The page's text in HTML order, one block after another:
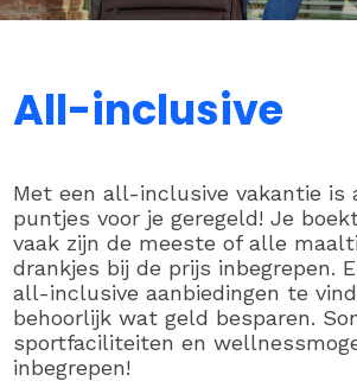
All-inclusive
Met een all-inclusive vakantie is
puntjes voor je geregeld! Je
vaak zijn de meeste of alle
drankjes bij de prijs inbegrepen.
all-inclusive aanbiedingen te
behoorlijk wat geld besparen.
sportfaciliteiten en
inbegrepen!